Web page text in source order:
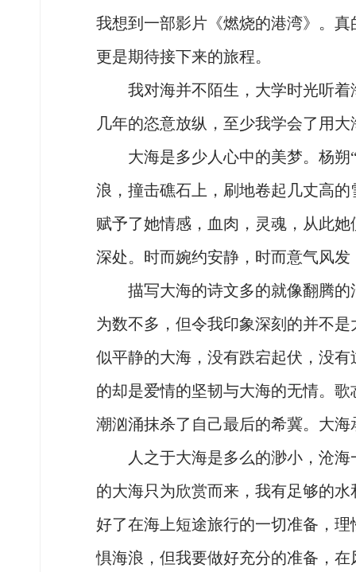
我想到一部影片《燃烧的港湾》。
更是期待接下来的旅程。
我对海并不陌生，大学时光听着
几年的恣意放纵，至少我学会了用
大海是多少人心中的美梦。杨朔“
浪，撞击礁石上，刷地卷起几丈高
赋予了她情感，血肉，灵魂，从此
深处。时而婉约安静，时而意气风
描写大海的诗文多的就像翻腾的
为数不多，但令我印象深刻的并不
似平静的大海，没有跌宕起伏，没
的却是爱情的坚韧与大海的无情。
潮汹涌抹杀了自己最后的希冀。大
人之于大海是多么的渺小，沧海
的大海只为欣赏而来，我有足够的
好了在海上短途旅行的一切准备，
惧海浪，但我要做好充分的准备，